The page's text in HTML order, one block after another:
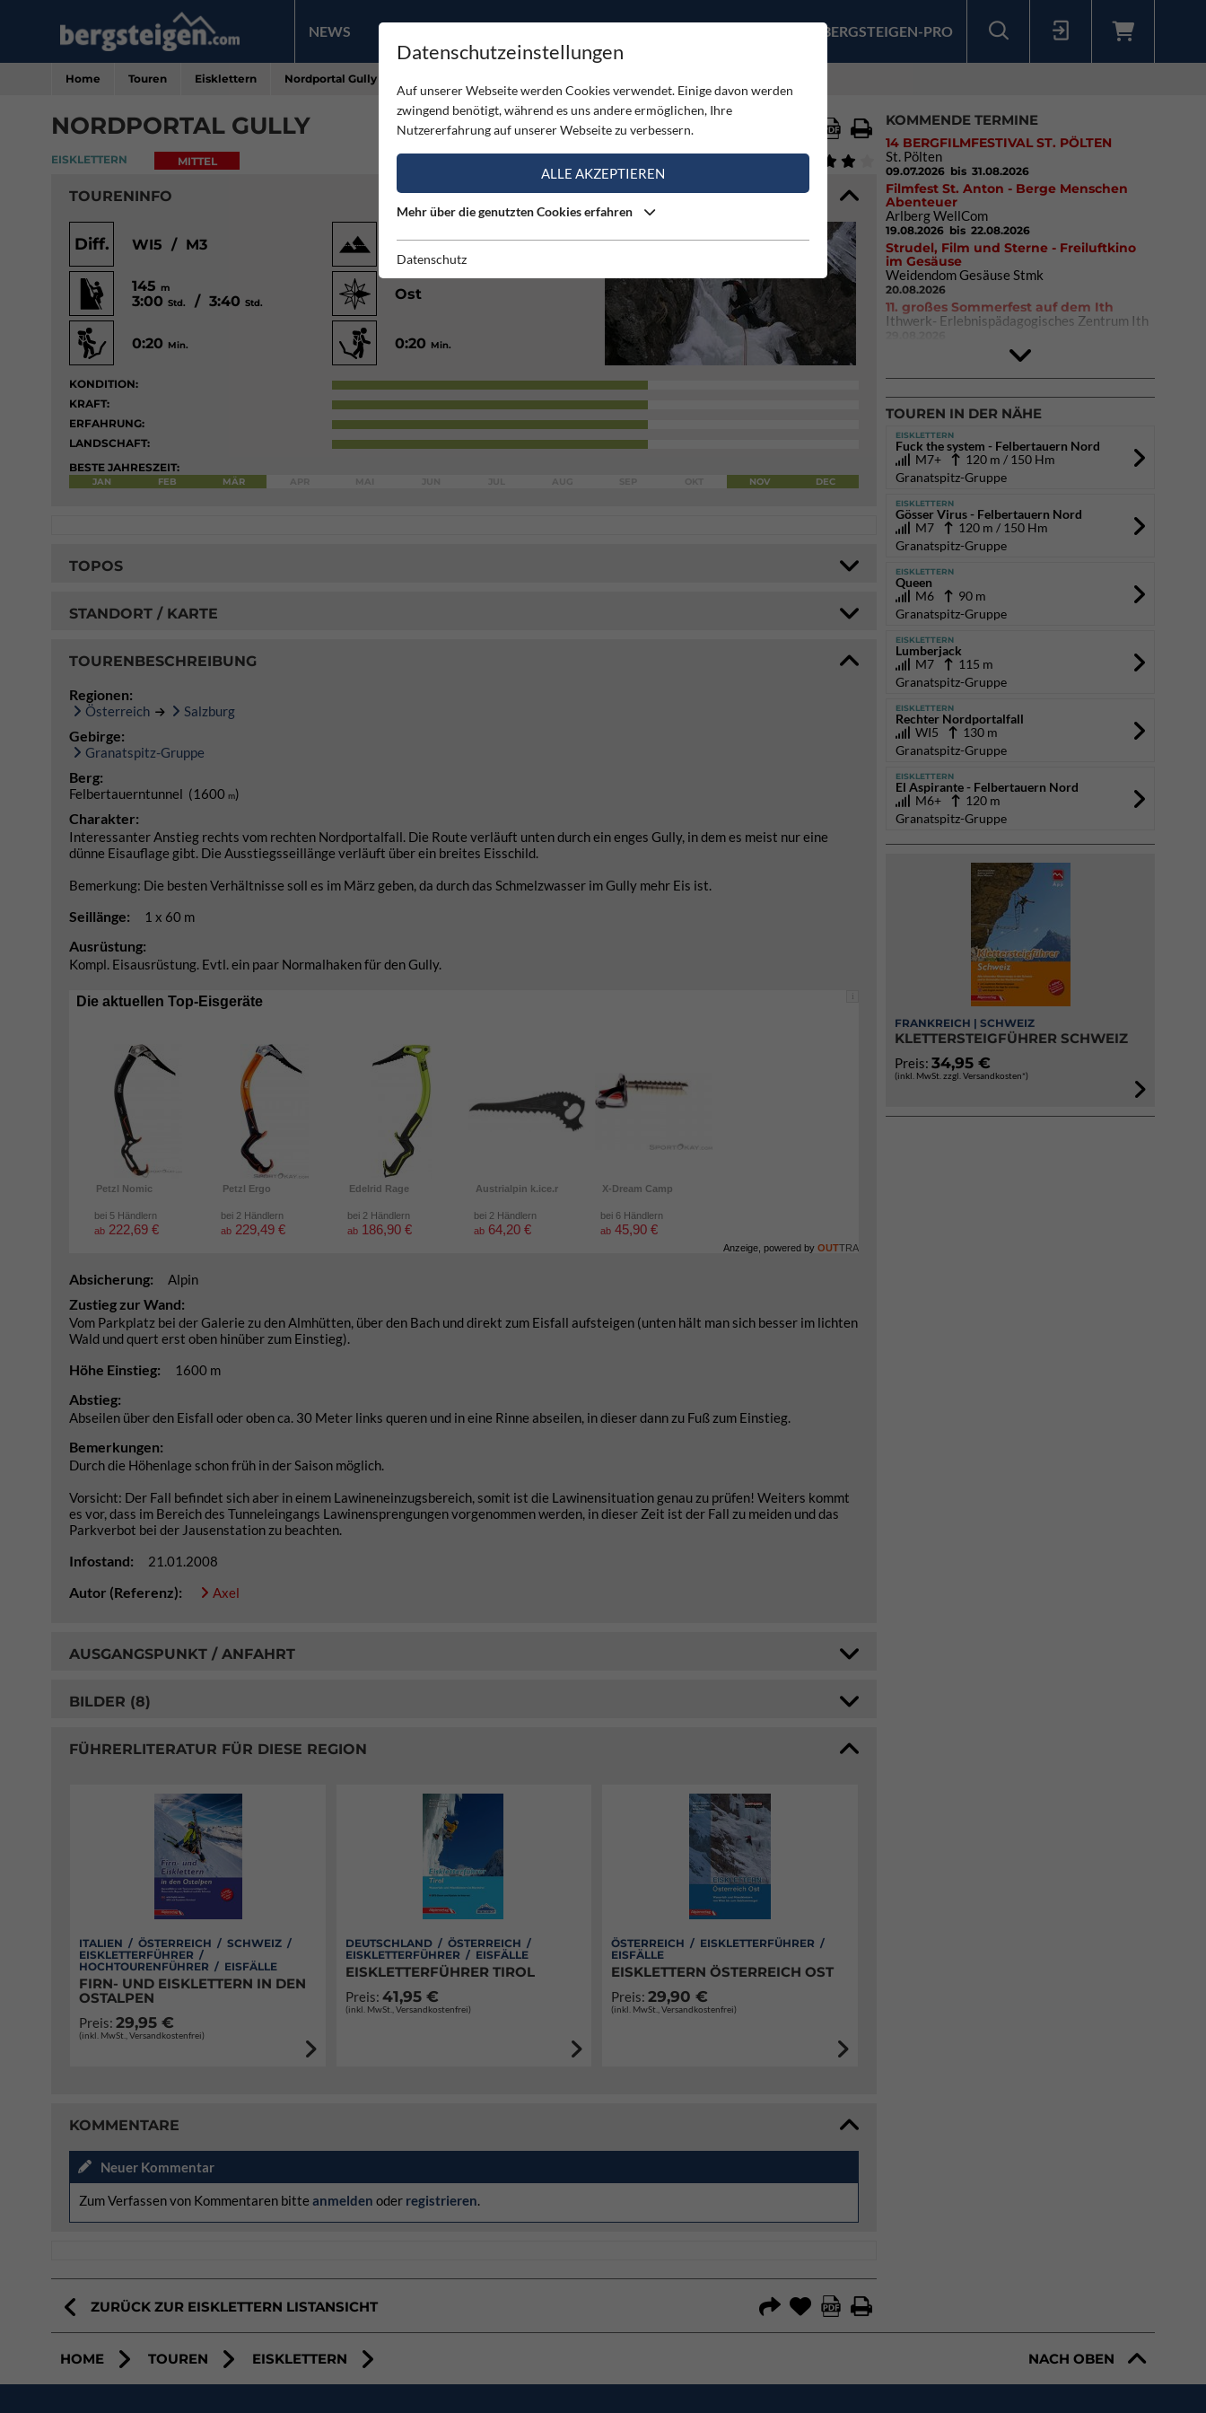
NEWS PRODUKTE BERGSTEIGEN-PRO
Home Touren Eisklettern Nordportal Gully
NORDPORTAL GULLY
EISKLETTERN MITTEL
TOURENINFO
Diff. WI5 / M3 1600
145m
3:00Std. / 3:40Std.
Ost
0:20 Min. 0:20 Min.
KONDITION:
KRAFT:
ERFAHRUNG:
LANDSCHAFT:
BESTE JAHRESZEIT:
JAN FEB MÄR NOV DEC
TOPOS
STANDORT / KARTE
TOURENBESCHREIBUNG
Regionen:
Österreich Salzburg
Gebirge:
Granatspitz-Gruppe
Berg:
Felbertauerntunnel (1600 m)
Charakter:
Interessanter Anstieg rechts vom rechten Nordportalfall. Die Route verläuft unten durch ein enges Gully, in dem es meist nur eine
dünne Eisauflage gibt. Die Ausstiegsseillänge verläuft über ein breites Eisschild.
Bemerkung: Die besten Verhältnisse soll es im März geben, da durch das Schmelzwasser im Gully mehr Eis ist.
Seillänge: 1 x 60 m
Ausrüstung:
Kompl. Eisausrüstung. Evtl. ein paar Normalhaken für den Gully.
i
Die aktuellen Top-Eisgeräte
Petzl Nomic
bei 5 Händlern
ab 222,69 €
Petzl Ergo
bei 2 Händlern
ab 229,49 €
Edelrid Rage
bei 2 Händlern
ab 186,90 €
Austrialpin k.ice.r
bei 2 Händlern
ab 64,20 €
X-Dream Camp
bei 6 Händlern
ab 45,90 €
Anzeige, powered by OUTTRA
Absicherung: Alpin
Zustieg zur Wand:
Vom Parkplatz bei der Galerie zu den Almhütten, über den Bach und direkt zum Eisfall aufsteigen (unten hält man sich besser im lichten
Wald und quert erst oben hinüber zum Einstieg).
Höhe Einstieg: 1600 m
Abstieg:
Abseilen über den Eisfall oder oben ca. 30 Meter links queren und in eine Rinne abseilen, in dieser dann zu Fuß zum Einstieg.
Bemerkungen:
Durch die Höhenlage schon früh in der Saison möglich.
Vorsicht: Der Fall befindet sich aber in einem Lawineneinzugsbereich, somit ist die Lawinensituation genau zu prüfen! Weiters kommt
es vor, dass im Bereich des Tunneleingangs Lawinensprengungen vorgenommen werden, in dieser Zeit ist der Fall zu meiden und das
Parkverbot bei der Jausenstation zu beachten.
Infostand: 21.01.2008
Autor (Referenz): Axel
AUSGANGSPUNKT / ANFAHRT
BILDER (8)
FÜHRERLITERATUR FÜR DIESE REGION
ITALIEN / ÖSTERREICH / SCHWEIZ /
EISKLETTERFÜHRER /
HOCHTOURENFÜHRER / EISFÄLLE
FIRN- UND EISKLETTERN IN DEN
OSTALPEN
Preis: 29,95 €
(inkl. MwSt., Versandkostenfrei)
DEUTSCHLAND / ÖSTERREICH /
EISKLETTERFÜHRER / EISFÄLLE
EISKLETTERFÜHRER TIROL
Preis: 41,95 €
(inkl. MwSt., Versandkostenfrei)
ÖSTERREICH / EISKLETTERFÜHRER /
EISFÄLLE
EISKLETTERN ÖSTERREICH OST
Preis:29,90 €
(inkl. MwSt., Versandkostenfrei)
KOMMENTARE
Neuer Kommentar
Zum Verfassen von Kommentaren bitte anmelden oder registrieren.
ZURÜCK ZUR EISKLETTERN LISTANSICHT
KOMMENDE TERMINE
14 BERGFILMFESTIVAL ST. PÖLTEN
St. Pölten
09.07.2026 bis 31.08.2026
Filmfest St. Anton - Berge Menschen
Abenteuer
Arlberg WellCom
19.08.2026 bis 22.08.2026
Strudel, Film und Sterne - Freiluftkino
im Gesäuse
Weidendom Gesäuse Stmk
20.08.2026
11. großes Sommerfest auf dem Ith
Ithwerk- Erlebnispädagogisches Zentrum Ith
02.10.2026bis 04.10.2026
TOUREN IN DER NÄHE
EISKLETTERN
Fuck the system - Felbertauern Nord
M7+
120 m / 150 Hm
Granatspitz-Gruppe
EISKLETTERN
Gösser Virus - Felbertauern Nord
M7
120 m / 150 Hm
Granatspitz-Gruppe
EISKLETTERN
Queen
M6
90 m
Granatspitz-Gruppe
EISKLETTERN
Lumberjack
M7
115 m
Granatspitz-Gruppe
EISKLETTERN
Rechter Nordportalfall
WI5
130 m
Granatspitz-Gruppe
EISKLETTERN
El Aspirante - Felbertauern Nord
M6+
120 m
Granatspitz-Gruppe
FRANKREICH | SCHWEIZ
KLETTERSTEIGFÜHRER SCHWEIZ
Preis: 34,95 €
(inkl. MwSt. zzgl. Versandkosten*)
HOME TOUREN EISKLETTERN NACH OBEN
Datenschutzeinstellungen
Auf unserer Webseite werden Cookies verwendet. Einige davon werden
zwingend benötigt, während es uns andere ermöglichen, Ihre
Nutzererfahrung auf unserer Webseite zu verbessern.
ALLE AKZEPTIEREN
Mehr über die genutzten Cookies erfahren
Datenschutz